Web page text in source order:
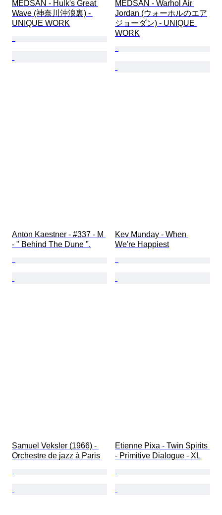
MEDSAN - Hulk's Great
Wave (神奈川沖浪裏) -
UNIQUE WORK
MEDSAN - Warhol Air
Jordan (ウォーホルのエア
ジョーダン) - UNIQUE
WORK
Anton Kaestner - #337 - M
- " Behind The Dune ".
Kev Munday - When
We're Happiest
Samuel Veksler (1966) -
Orchestre de jazz à Paris
Etienne Pixa - Twin Spirits
- Primitive Dialogue - XL